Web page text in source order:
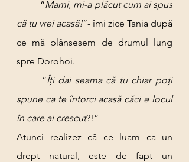
	“
Mami, mi-a plăcut cum ai spus
că tu vrei acasă!”- îmi zice Tania după
ce mă plânsesem de drumul lung
spre Dorohoi.
	“
Îți dai seama că tu chiar poți
spune ca te întorci acasă căci e locul
în care ai crescut?!”
Atunci realizez că ce luam ca un
drept natural, este de fapt un